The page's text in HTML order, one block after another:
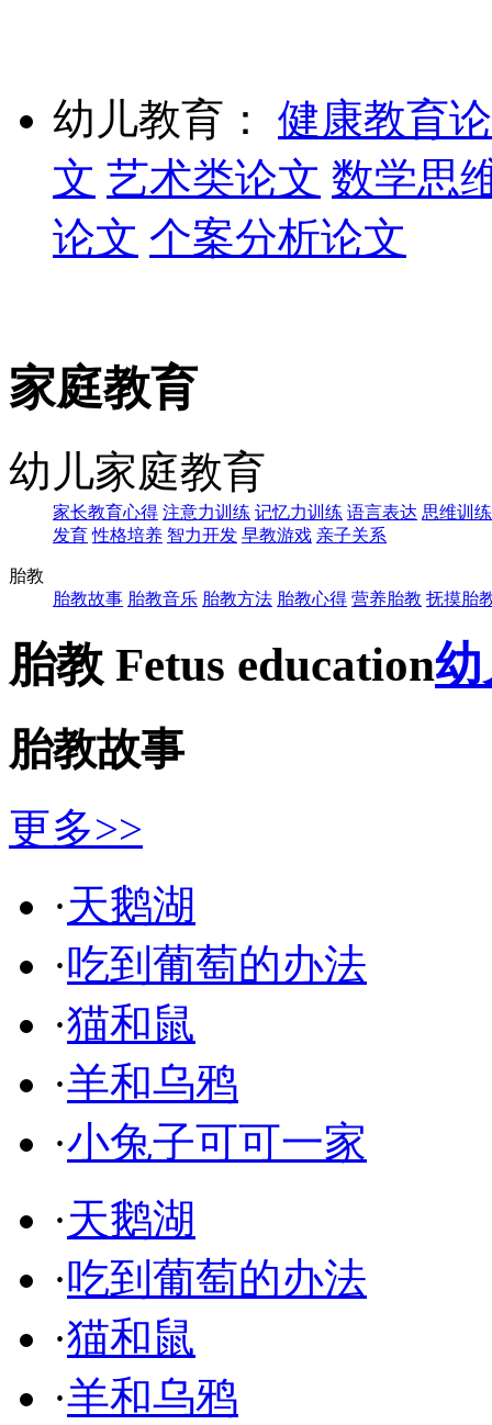
幼儿教育：
健康教育
文 艺术类论文 数学思
论文 个案分析论文
家庭教育
幼儿家庭教育
家长教育心得 注意力训练 记忆力训练 语言表达 思维训练
发育 性格培养 智力开发 早教游戏 亲子关系
胎教
胎教故事 胎教音乐 胎教方法 胎教心得 营养胎教 抚摸胎
胎教 Fetus education
胎教故事
更多>>
·天鹅湖
·吃到葡萄的办法
·猫和鼠
·羊和乌鸦
·小兔子可可一家
·天鹅湖
·吃到葡萄的办法
·猫和鼠
·羊和乌鸦